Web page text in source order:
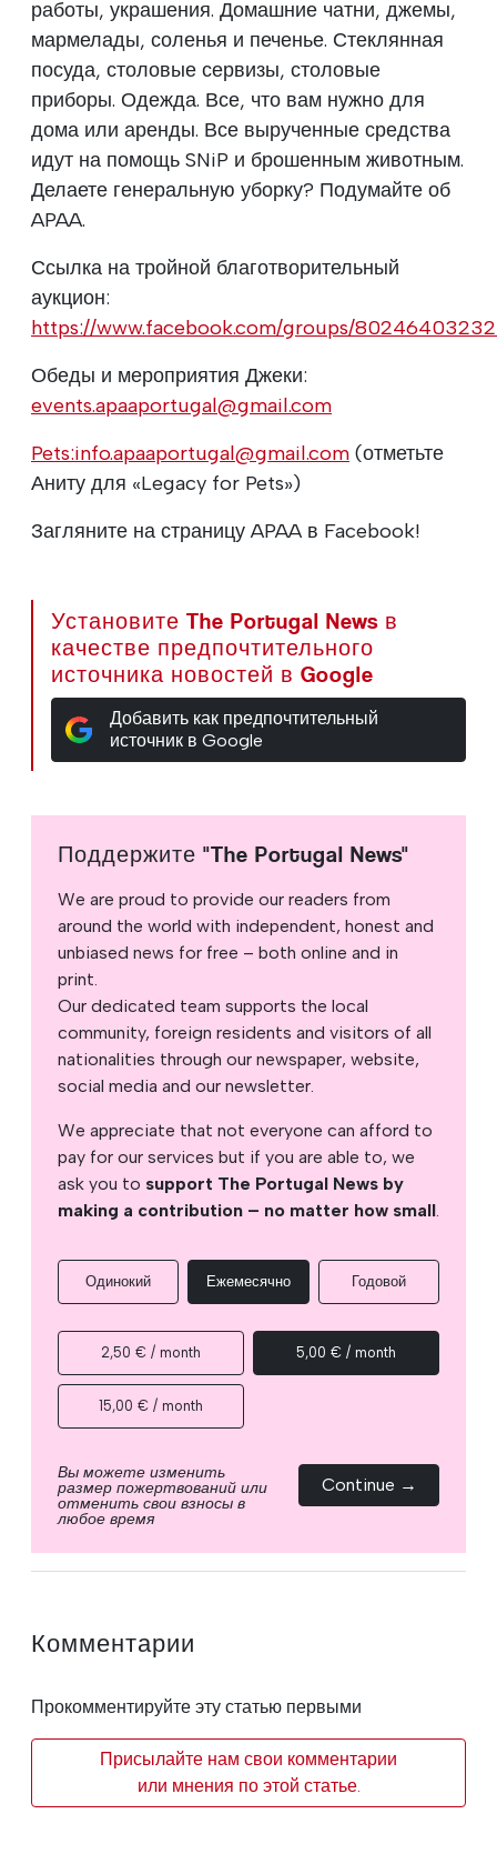
работы, украшения. Домашние чатни, джемы,
мармелады, соленья и печенье. Стеклянная
посуда, столовые сервизы, столовые
приборы. Одежда. Все, что вам нужно для
дома или аренды. Все вырученные средства
идут на помощь SNiP и брошенным животным.
Делаете генеральную уборку? Подумайте об
APAA.
Ссылка на тройной благотворительный
аукцион:
https://www.facebook.com/groups/
Обеды и мероприятия Джеки:
events.apaaportugal@gmail.com
Pets:info.apaaportugal@gmail.com (отметьте
Аниту для «Legacy for Pets»)
Загляните на страницу APAA в Facebook!
Установите The Portugal News в
качестве предпочтительного
источника новостей в Google
Добавить как предпочтительный
источник в Google
Поддержите "The Portugal News"
We are proud to provide our readers from
around the world with independent, honest and
unbiased news for free – both online and in
print.
Our dedicated team supports the local
community, foreign residents and visitors of all
nationalities through our newspaper, website,
social media and our newsletter.
We appreciate that not everyone can afford to
pay for our services but if you are able to, we
ask you to support The Portugal News by
making a contribution – no matter how small.
Одинокий Ежемесячно Годовой
2,50 € / month 5,00 € / month
15,00 € / month
Вы можете изменить
размер пожертвований или
отменить свои взносы в
любое время
Continue →
Комментарии
Прокомментируйте эту статью первыми
Присылайте нам свои комментарии
или мнения по этой статье.